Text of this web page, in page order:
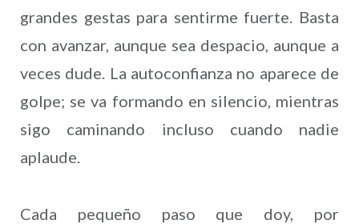
grandes gestas para sentirme fuerte. Basta
con avanzar, aunque sea despacio, aunque a
veces dude. La autoconfianza no aparece de
golpe; se va formando en silencio, mientras
sigo caminando incluso cuando nadie
aplaude.
Cada pequeño paso que doy, por